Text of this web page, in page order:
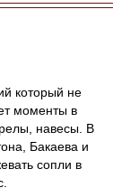
который не
моменты в
навесы. В
Бакаева и
сопли в